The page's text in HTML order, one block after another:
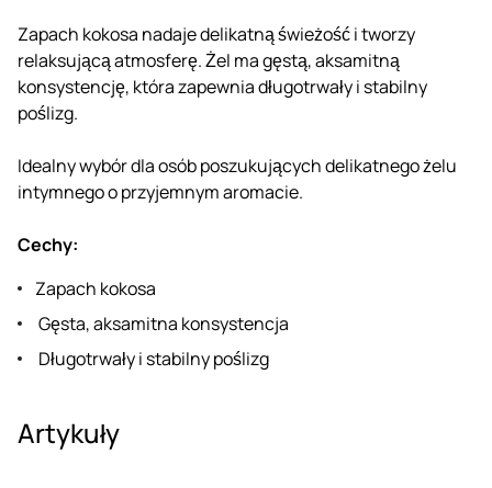
Zapach kokosa nadaje delikatną świeżość i tworzy
relaksującą atmosferę. Żel ma gęstą, aksamitną
konsystencję, która zapewnia długotrwały i stabilny
poślizg.
Idealny wybór dla osób poszukujących delikatnego żelu
intymnego o przyjemnym aromacie.
Cechy:
Zapach kokosa
Gęsta, aksamitna konsystencja
Długotrwały i stabilny poślizg
Artykuły